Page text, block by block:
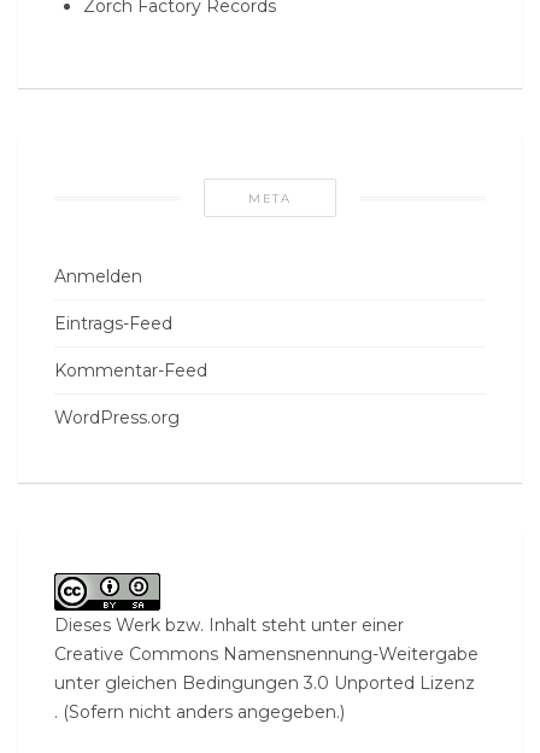
Zorch Factory Records
META
Anmelden
Eintrags-Feed
Kommentar-Feed
WordPress.org
Dieses Werk bzw. Inhalt steht unter einer
Creative Commons Namensnennung-Weitergabe
unter gleichen Bedingungen 3.0 Unported Lizenz
. (Sofern nicht anders angegeben.)